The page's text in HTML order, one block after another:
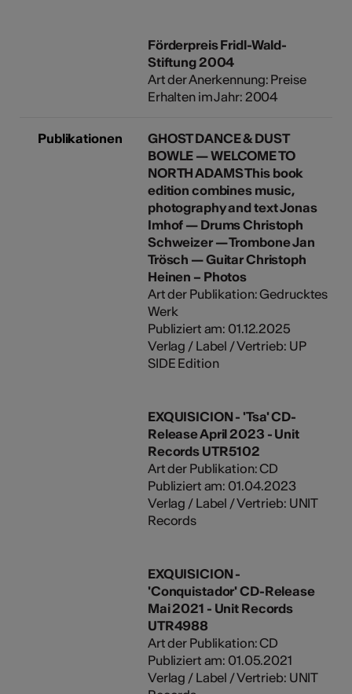
Förderpreis Fridl-Wald-
Stiftung 2004
Art der Anerkennung: Preise
Erhalten im Jahr: 2004
Publikationen
GHOST DANCE & DUST
BOWLE — WELCOME TO
NORTH ADAMS This book
edition combines music,
photography and text Jonas
Imhof — Drums Christoph
Schweizer — Trombone Jan
Trösch — Guitar Christoph
Heinen – Photos
Art der Publikation: Gedrucktes
Werk
Publiziert am: 01.12.2025
Verlag / Label / Vertrieb: UP
SIDE Edition
EXQUISICION - 'Tsa' CD-
Release April 2023 - Unit
Records UTR5102
Art der Publikation: CD
Publiziert am: 01.04.2023
Verlag / Label / Vertrieb: UNIT
Records
EXQUISICION -
'Conquistador' CD-Release
Mai 2021 - Unit Records
UTR4988
Art der Publikation: CD
Publiziert am: 01.05.2021
Verlag / Label / Vertrieb: UNIT